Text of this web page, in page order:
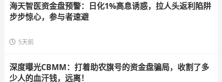
海天智医资金盘预警：日化1%高息诱惑，拉人头返利陷阱
步步惊心，参与者速避
5天前
深度曝光CBMM：打着助农旗号的资金盘骗局，收割了多
少人的血汗钱，远离！